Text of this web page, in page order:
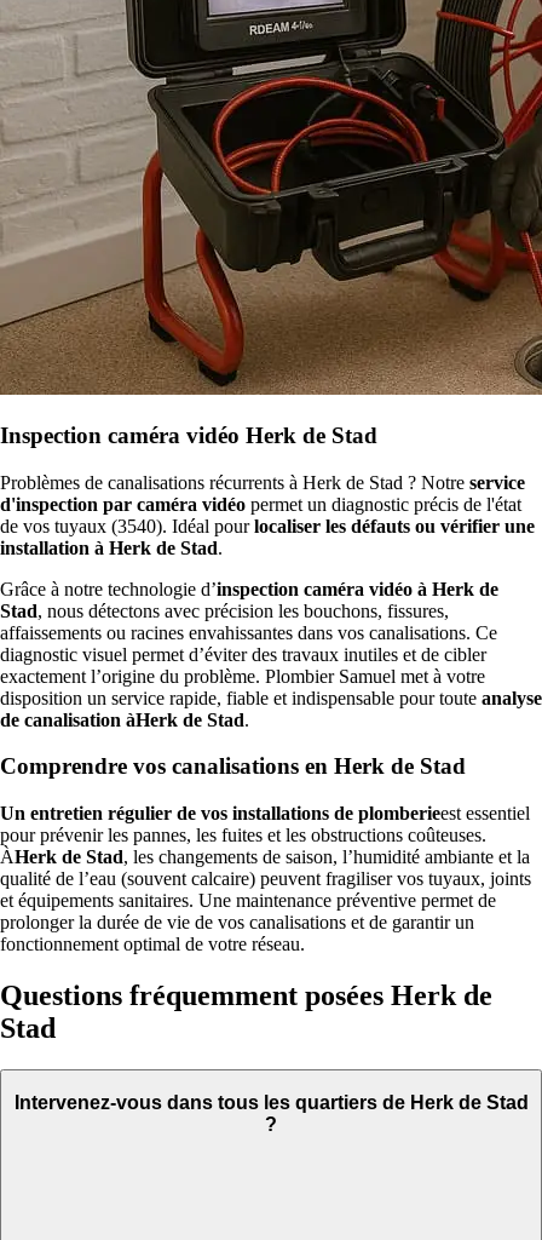
Inspection caméra vidéo Herk de Stad
Problèmes de canalisations récurrents à Herk de Stad ? Notre service
d'inspection par caméra vidéo permet un diagnostic précis de l'état
de vos tuyaux (3540). Idéal pourlocaliser les défauts ou vérifier une
installation à Herk de Stad.
Grâce à notre technologie d’inspection caméra vidéo à Herk de
Stad, nous détectons avec précision les bouchons, fissures,
affaissements ou racines envahissantes dans vos canalisations. Ce
diagnostic visuel permet d’éviter des travaux inutiles et de cibler
exactement l’origine du problème. Plombier Samuel met à votre
disposition un service rapide, fiable et indispensable pour toute analyse
de canalisation àHerk de Stad.
Comprendre vos canalisations en Herk de Stad
Un entretien régulier de vos installations de plomberieest essentiel
pour prévenir les pannes, les fuites et les obstructions coûteuses.
ÀHerk de Stad, les changements de saison, l’humidité ambiante et la
qualité de l’eau (souvent calcaire) peuvent fragiliser vos tuyaux, joints
et équipements sanitaires. Une maintenance préventive permet de
prolonger la durée de vie de vos canalisations et de garantir un
fonctionnement optimal de votre réseau.
Questions fréquemment posées Herk de
Stad
Intervenez-vous dans tous les quartiers de Herk de Stad
?